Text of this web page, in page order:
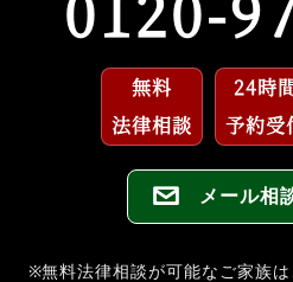
無料
法律相談
24時
予約受
メール相
※無料法律相談が可能なご家族